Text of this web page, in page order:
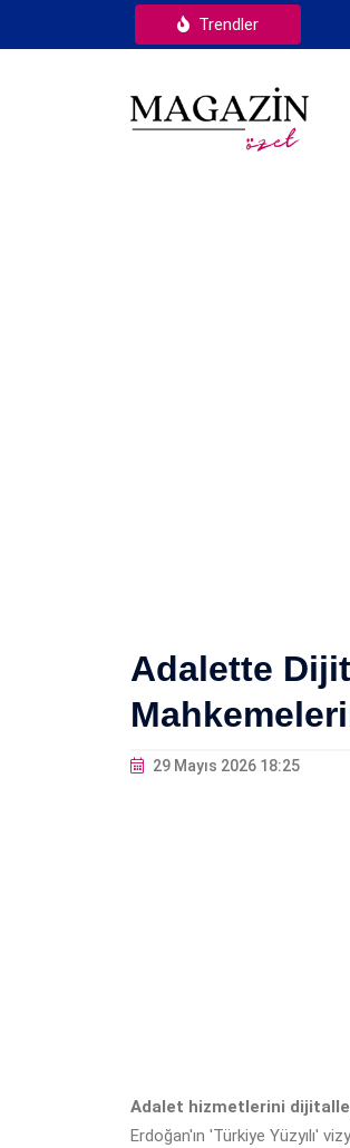
Trendler
Adalette
29 Mayıs 2026 18:25
Adalet hizmetlerini
Erdoğan'ın 'Türkiye Yüzyılı'